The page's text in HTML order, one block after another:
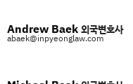
Andrew Baek 외국변호사
abaek@inpyeonglaw.com